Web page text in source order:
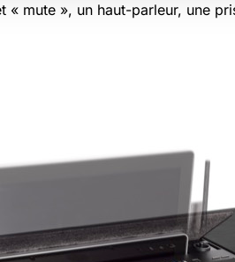
« mute », un haut-parleur, une